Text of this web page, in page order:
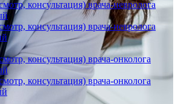
консультация) врача-невролога
консультация) врача-невролога
консультация) врача-онколога
консультация) врача-онколога